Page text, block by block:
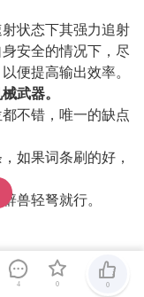
状态下其强力追射
安全的情况下，尽
便提高输出效率。
武器。
不错，唯一的缺点
如果词条刷的好，
兽轻弩就行。
荒野攻略
4 0 0